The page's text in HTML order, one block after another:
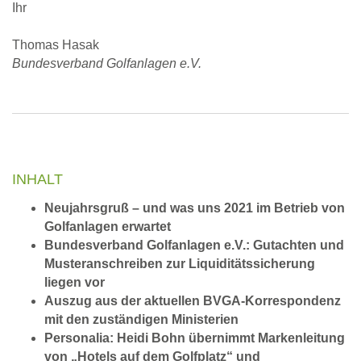
Ihr
Thomas Hasak
Bundesverband Golfanlagen e.V.
INHALT
Neujahrsgruß – und was uns 2021 im Betrieb von
Golfanlagen erwartet
Bundesverband Golfanlagen e.V.: Gutachten und
Musteranschreiben zur Liquiditätssicherung
liegen vor
Auszug aus der aktuellen BVGA-Korrespondenz
mit den zuständigen Ministerien
Personalia: Heidi Bohn übernimmt Markenleitung
von „Hotels auf dem Golfplatz“ und